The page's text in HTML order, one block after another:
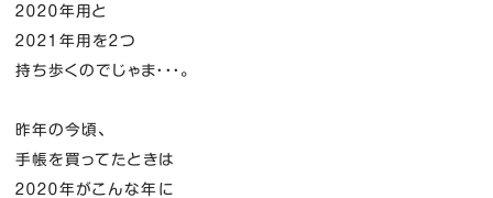
２０２０年用と
２０２１年用を２つ
持ち歩くのでじゃま・・・。
昨年の今頃、
手帳を買ってたときは
２０２０年がこんな年に